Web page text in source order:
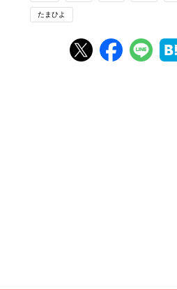
たまひよ